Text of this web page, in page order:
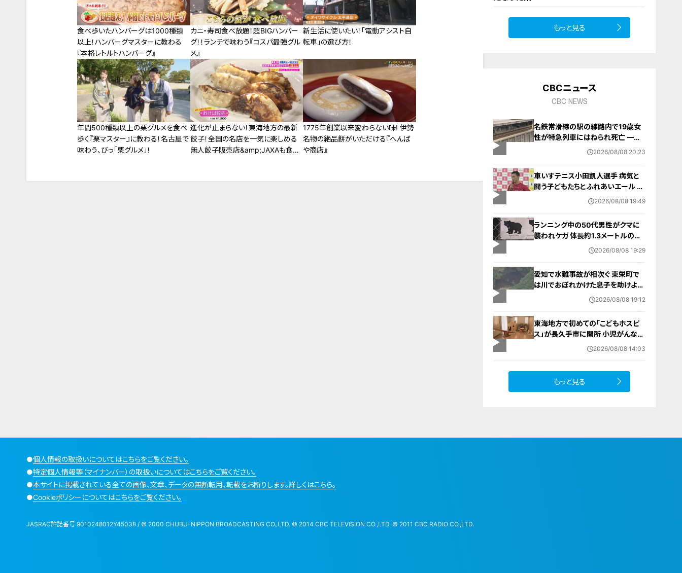
食べ歩いたハンバーグは1000種類
以上！ハンバーグマスターに教わる
『本格レトルトハンバーグ』
カニ・寿司食べ放題！超BIGハンバー
グ！！ランチで味わう『コスパ最強グル
メ』
新生活に使いたい！「電動アシスト自
転車」の選び方！
年間500種類以上の栗グルメを食べ
歩く『栗マスター』に教わる！名古屋で
味わう、びっ「栗グルメ」！
進化が止まらない！東海地方の最新
餃子！全国の名店を一気に楽しめる
無人餃子販売店&amp;JAXAも食べ
1775年創業以来変わらない味! 伊勢
名物の絶品餅がいただける『へんば
や商店』
もっと見る
CBCニュース
CBC NEWS
名鉄常滑線の駅の線路内で19歳女
性が特急列車にはねられ死亡 一部
区間で一時運転見合わせに お盆休
2026/08/08 20:23
車いすテニス小田凱人選手 病気と
闘う子どもたちとふれあいエール ス
ポーツの楽しさ伝える 名古屋・緑区
2026/08/08 19:49
ランニング中の50代男性がクマに
襲われケガ 体長約1.3メートルのツ
キノワグマに腕や足をかまれる 「つ
岐阜・高山市
2026/08/08 19:29
愛知で水難事故が相次ぐ 東栄町で
は川でおぼれかけた息子を助けよう
とし父親が心肺停止の状態で搬送
2026/08/08 19:12
東海地方で初めての「こどもホスピ
ス」が長久手市に開所 小児がんなど
重い病気の子どもと家族を支える施
2026/08/08 14:03
もっと見る
●個人情報の取扱いについてはこちらをご覧ください。
●特定個人情報等（マイナンバー）の取扱いについてはこちらをご覧ください。
●本サイトに掲載されている全ての画像、文章、データの無断転用、転載をお断りします。詳しくはこちら。
●Cookieポリシーについてはこちらをご覧ください。
JASRAC許諾番号 9010248012Y45038 / © 2000 CHUBU-NIPPON BROADCASTING CO.,LTD. © 2014 CBC TELEVISION CO.,LTD. © 2011 CBC RADIO CO.,LTD.